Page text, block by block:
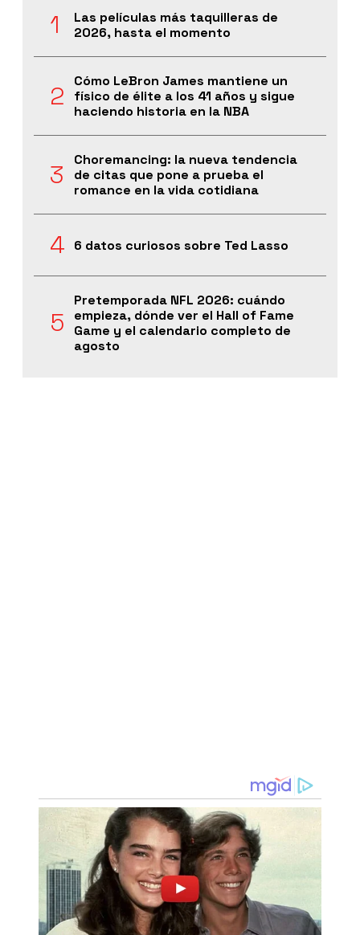
Las películas más taquilleras de
2026, hasta el momento
Cómo LeBron James mantiene un
físico de élite a los 41 años y sigue
haciendo historia en la NBA
Choremancing: la nueva tendencia
de citas que pone a prueba el
romance en la vida cotidiana
6 datos curiosos sobre Ted Lasso
Pretemporada NFL 2026: cuándo
empieza, dónde ver el Hall of Fame
Game y el calendario completo de
agosto